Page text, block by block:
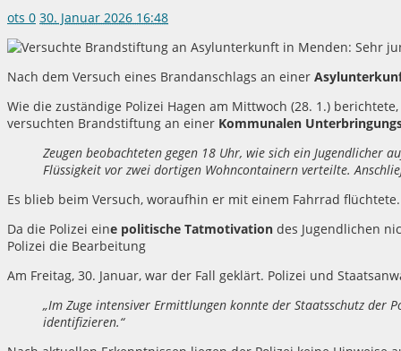
ots 0 30. Januar 2026 16:48
Nach dem Versuch eines Brandanschlags an einer
Wie die zuständige Polizei Hagen am Mittwoch (28. 1.)
versuchten Brandstiftung an einer Kommunalen
Zeugen beobachteten gegen 18 Uhr, wie sich ein Jugendlicher
Flüssigkeit vor zwei dortigen Wohncontainern verteilte.
Es blieb beim Versuch, woraufhin er mit einem Fahrrad flüchtete.
Da die Polizei eine politische Tatmotivation des Jugendlichen
Polizei die Bearbeitung
Am Freitag, 30. Januar, war der Fall geklärt. Polizei und
„Im Zuge intensiver Ermittlungen konnte der Staatsschutz der
identifizieren.“